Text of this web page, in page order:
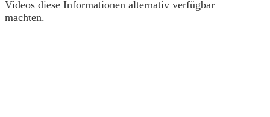
Videos diese Informationen alternativ verfügbar
machten.